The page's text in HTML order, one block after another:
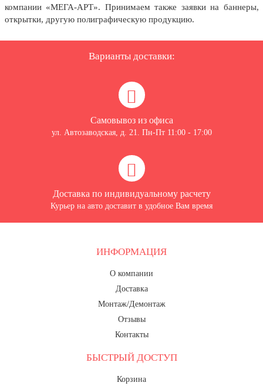
компании «МЕГА-АРТ». Принимаем также заявки на баннеры,
открытки, другую полиграфическую продукцию.
Варианты доставки:
Самовывоз из офиса
ул. Автозаводская, д. 21. Пн-Пт 11:00 - 17:00
Доставка по индивидуальному расчету
Курьер на авто доставит в удобное Вам время
ИНФОРМАЦИЯ
О компании
Доставка
Монтаж/Демонтаж
Отзывы
Контакты
БЫСТРЫЙ ДОСТУП
Корзина